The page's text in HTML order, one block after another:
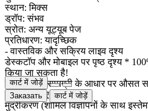
स्थान: मिक्स
ड्रॉप: संभव
स्रोत: अन्य यूट्यूब पेज
प्रतिधारण: यादृच्छिक
- वास्तविक और सक्रिय लाइव दृश्य
डेस्कटॉप और मोबाइल पर पृष्ठ दृश्य *
किया जा सकता है!
लाइवस्ट्रीम सामग्री के आधार पर औसत
रैंकिंग के लिए महान!
मुद्रीकरण (शामिल विज्ञापनों के साथ
कार्ट में जोड़ें
Заказать
कार्ट में जोड़ें